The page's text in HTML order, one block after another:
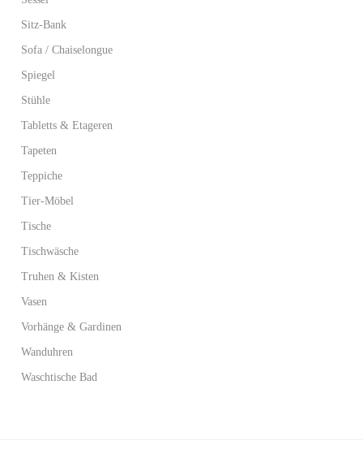
Sitz-Bank
Sofa / Chaiselongue
Spiegel
Stühle
Tabletts & Etageren
Tapeten
Teppiche
Tier-Möbel
Tische
Tischwäsche
Truhen & Kisten
Vasen
Vorhänge & Gardinen
Wanduhren
Waschtische Bad